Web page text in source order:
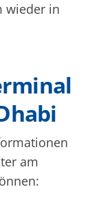
wieder in
am